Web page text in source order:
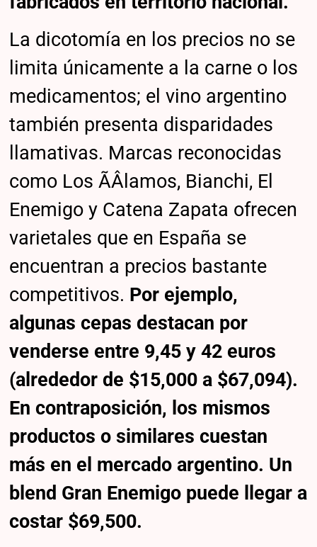
La dicotomía en los precios no se
limita únicamente a la carne o los
medicamentos; el vino argentino
también presenta disparidades
llamativas. Marcas reconocidas
como Los ÃÂlamos, Bianchi, El
Enemigo y Catena Zapata ofrecen
varietales que en España se
encuentran a precios bastante
competitivos. Por ejemplo,
algunas cepas destacan por
venderse entre 9,45 y 42 euros
(alrededor de $15,000 a $67,094).
En contraposición, los mismos
productos o similares cuestan
más en el mercado argentino. Un
blend Gran Enemigo puede llegar a
costar $69,500.